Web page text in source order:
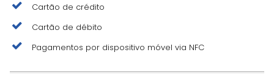
Cartão de crédito
Cartão de débito
Pagamentos por dispositivo móvel via NFC